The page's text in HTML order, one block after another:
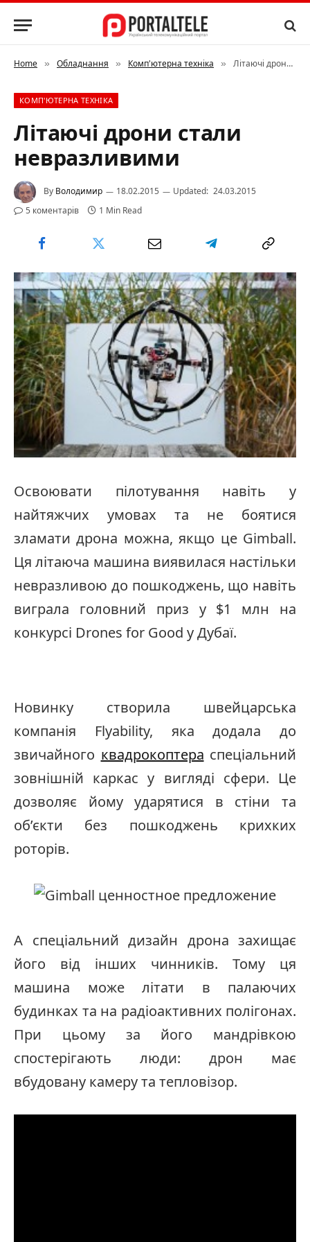
Home » Обладнання » Комп'ютерна техніка » Літаючі дрони стали невразливими
КОМП'ЮТЕРНА ТЕХНІКА
Літаючі дрони стали
невразливими
By Володимир 18.02.2015 Updated: 24.03.2015
5 коментарів
1 Min Read
Освоювати пілотування навіть у
найтяжчих умовах та не боятися
зламати дрона можна, якщо це Gimball.
Ця літаюча машина виявилася настільки
невразливою до пошкоджень, що навіть
виграла головний приз у $1 млн на
конкурсі Drones for Good у Дубаї.
Новинку створила швейцарська
компанія Flyability, яка додала до
звичайного квадрокоптера спеціальний
зовнішній каркас у вигляді сфери. Це
дозволяє йому ударятися в стіни та
об’єкти без пошкоджень крихких
роторів.
А спеціальний дизайн дрона захищає
його від інших чинників. Тому ця
машина може літати в палаючих
будинках та на радіоактивних полігонах.
При цьому за його мандрівкою
спостерігають люди: дрон має
вбудовану камеру та тепловізор.